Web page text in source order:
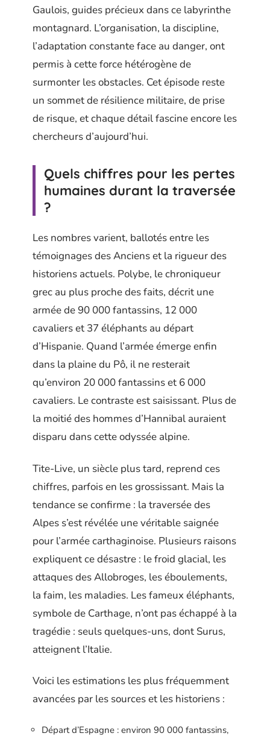
Gaulois, guides précieux dans ce labyrinthe
montagnard. L’organisation, la discipline,
l’adaptation constante face au danger, ont
permis à cette force hétérogène de
surmonter les obstacles. Cet épisode reste
un sommet de résilience militaire, de prise
de risque, et chaque détail fascine encore les
chercheurs d’aujourd’hui.
Quels chiffres pour les pertes
humaines durant la traversée
?
Les nombres varient, ballotés entre les
témoignages des Anciens et la rigueur des
historiens actuels. Polybe, le chroniqueur
grec au plus proche des faits, décrit une
armée de 90 000 fantassins, 12 000
cavaliers et 37 éléphants au départ
d’Hispanie. Quand l’armée émerge enfin
dans la plaine du Pô, il ne resterait
qu’environ 20 000 fantassins et 6 000
cavaliers. Le contraste est saisissant. Plus de
la moitié des hommes d’Hannibal auraient
disparu dans cette odyssée alpine.
Tite-Live, un siècle plus tard, reprend ces
chiffres, parfois en les grossissant. Mais la
tendance se confirme : la traversée des
Alpes s’est révélée une véritable saignée
pour l’armée carthaginoise. Plusieurs raisons
expliquent ce désastre : le froid glacial, les
attaques des Allobroges, les éboulements,
la faim, les maladies. Les fameux éléphants,
symbole de Carthage, n’ont pas échappé à la
tragédie : seuls quelques-uns, dont Surus,
atteignent l’Italie.
Voici les estimations les plus fréquemment
avancées par les sources et les historiens :
Départ d’Espagne : environ 90 000 fantassins,